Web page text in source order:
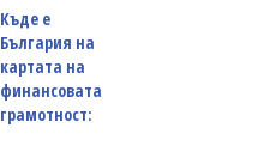
Къде е
България на
картата на
финансовата
грамотност: